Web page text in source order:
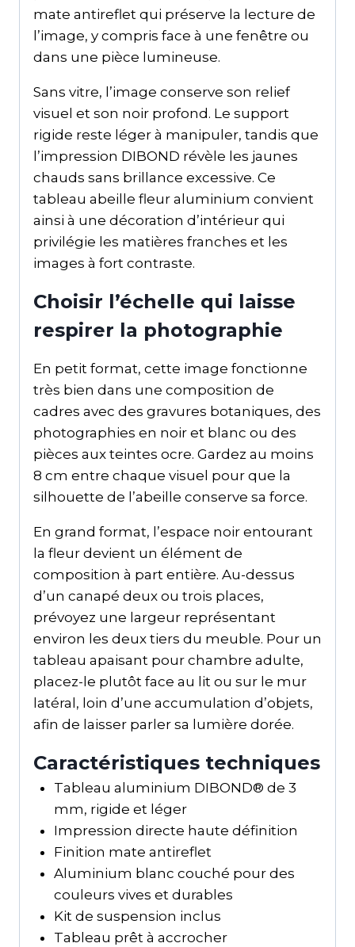
mate antireflet qui préserve la lecture de
l’image, y compris face à une fenêtre ou
dans une pièce lumineuse.
Sans vitre, l’image conserve son relief
visuel et son noir profond. Le support
rigide reste léger à manipuler, tandis que
l’impression DIBOND révèle les jaunes
chauds sans brillance excessive. Ce
tableau abeille fleur aluminium convient
ainsi à une décoration d’intérieur qui
privilégie les matières franches et les
images à fort contraste.
Choisir l’échelle qui laisse
respirer la photographie
En petit format, cette image fonctionne
très bien dans une composition de
cadres avec des gravures botaniques, des
photographies en noir et blanc ou des
pièces aux teintes ocre. Gardez au moins
8 cm entre chaque visuel pour que la
silhouette de l’abeille conserve sa force.
En grand format, l’espace noir entourant
la fleur devient un élément de
composition à part entière. Au-dessus
d’un canapé deux ou trois places,
prévoyez une largeur représentant
environ les deux tiers du meuble. Pour un
tableau apaisant pour chambre adulte,
placez-le plutôt face au lit ou sur le mur
latéral, loin d’une accumulation d’objets,
afin de laisser parler sa lumière dorée.
Caractéristiques techniques
Tableau aluminium DIBOND® de 3
mm, rigide et léger
Impression directe haute définition
Finition mate antireflet
Aluminium blanc couché pour des
couleurs vives et durables
Kit de suspension inclus
Tableau prêt à accrocher